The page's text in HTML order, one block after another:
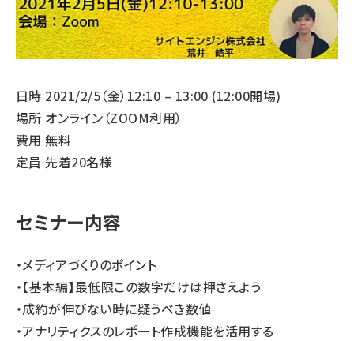
日時 2021/2/5（金）12:10 – 13:00 (12:00開場)
場所 オンライン（ZOOM利用）
費用 無料
定員 先着20名様
セミナー内容
・メディアづくりのポイント
・【基本編】最低限この数字だけは押さえよう
・成約が伸びない時に疑うべき数値
・アナリティクスのレポート作成機能を活用する